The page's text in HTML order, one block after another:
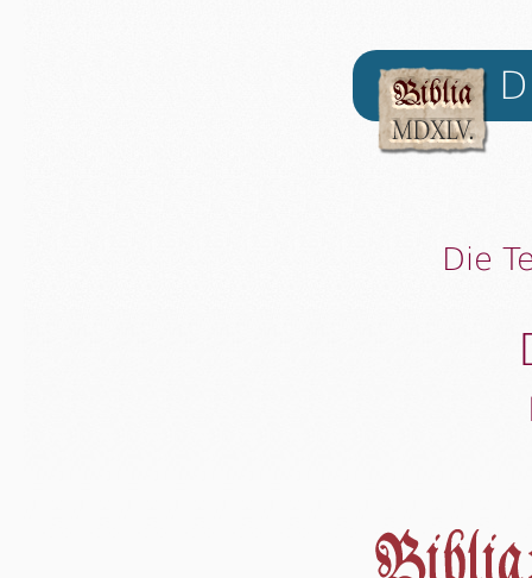
Die